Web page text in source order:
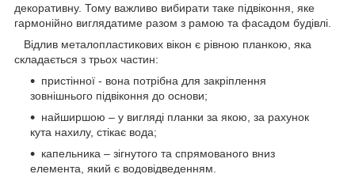
декоративну. Тому важливо вибирати таке підвіконня, яке
гармонійно виглядатиме разом з рамою та фасадом будівлі.
Відлив металопластикових вікон є рівною планкою, яка
складається з трьох частин:
пристінної - вона потрібна для закріплення
зовнішнього підвіконня до основи;
найширшою – у вигляді планки за якою, за рахунок
кута нахилу, стікає вода;
капельника – зігнутого та спрямованого вниз
елемента, який є водовідведенням.